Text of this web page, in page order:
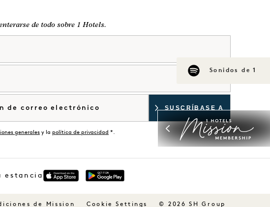
Sonidos de 1
de todo sobre 1 Hotels.
generales y la política de privacidad *.
estancia
de Mission Cookie Settings © 2026 SH Group